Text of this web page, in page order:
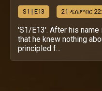
S1 | E13 21 ዲሴምበር
'S1/E13'. After his
that he knew nothing
principled f...